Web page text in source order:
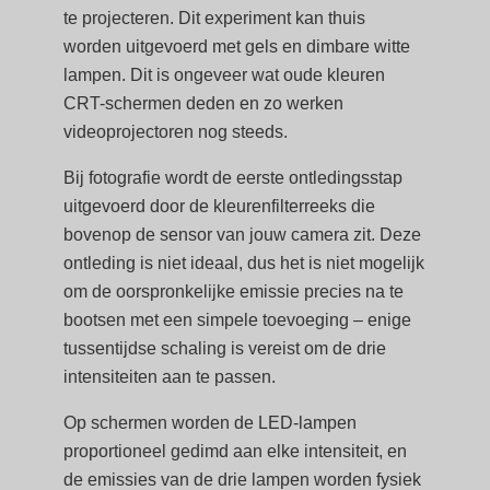
te projecteren. Dit experiment kan thuis
worden uitgevoerd met gels en dimbare witte
lampen. Dit is ongeveer wat oude kleuren
CRT-schermen deden en zo werken
videoprojectoren nog steeds.
Bij fotografie wordt de eerste ontledingsstap
uitgevoerd door de kleurenfilterreeks die
bovenop de sensor van jouw camera zit. Deze
ontleding is niet ideaal, dus het is niet mogelijk
om de oorspronkelijke emissie precies na te
bootsen met een simpele toevoeging – enige
tussentijdse schaling is vereist om de drie
intensiteiten aan te passen.
Op schermen worden de LED-lampen
proportioneel gedimd aan elke intensiteit, en
de emissies van de drie lampen worden fysiek